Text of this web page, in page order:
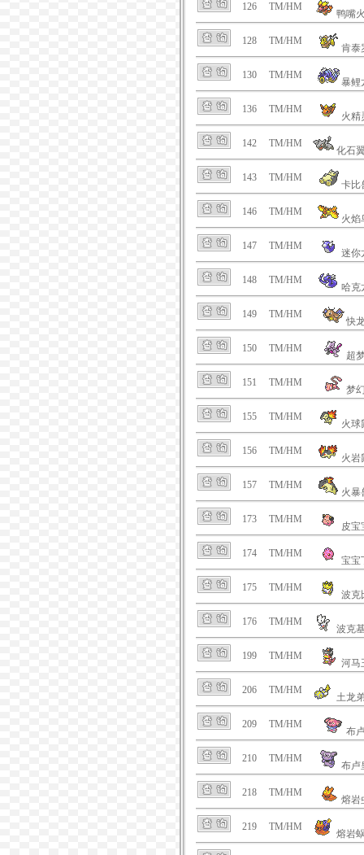
126 TM/HM
鸭嘴
128 TM/HM
肯泰
130 TM/HM
暴鲤
136 TM/HM
火精
142 TM/HM
化石
143 TM/HM
卡比
146 TM/HM
火焰
147 TM/HM
迷你
148 TM/HM
哈克
149 TM/HM
快
150 TM/HM
超
151 TM/HM
梦
155 TM/HM
火球
156 TM/HM
火岩
157 TM/HM
火暴
173 TM/HM
皮宝
174 TM/HM
宝宝
175 TM/HM
波克
176 TM/HM
波克
199 TM/HM
河马
206 TM/HM
土龙
209 TM/HM
布
210 TM/HM
布卢
218 TM/HM
熔岩
219 TM/HM
熔岩